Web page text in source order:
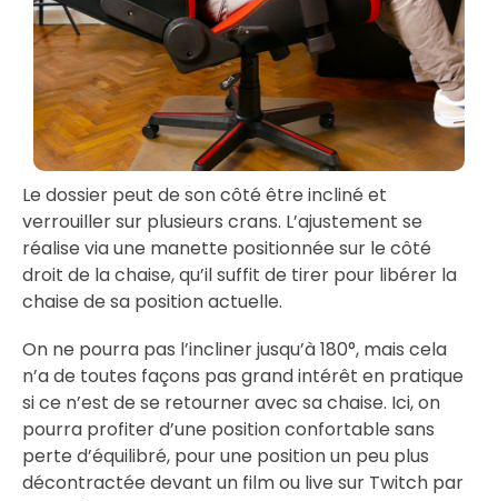
Le dossier peut de son côté être incliné et
verrouiller sur plusieurs crans. L’ajustement se
réalise via une manette positionnée sur le côté
droit de la chaise, qu’il suffit de tirer pour libérer la
chaise de sa position actuelle.
On ne pourra pas l’incliner jusqu’à 180°, mais cela
n’a de toutes façons pas grand intérêt en pratique
si ce n’est de se retourner avec sa chaise. Ici, on
pourra profiter d’une position confortable sans
perte d’équilibré, pour une position un peu plus
décontractée devant un film ou live sur Twitch par